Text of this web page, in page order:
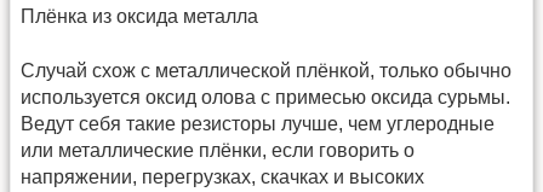
Плёнка из оксида металла
Случай схож с металлической плёнкой, только обычно
используется оксид олова с примесью оксида сурьмы.
Ведут себя такие резисторы лучше, чем углеродные
или металлические плёнки, если говорить о
напряжении, перегрузках, скачках и высоких